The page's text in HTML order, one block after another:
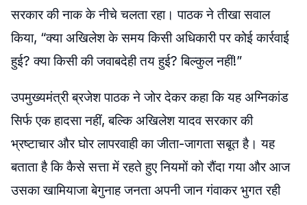
सरकार की नाक के नीचे चलता रहा। पाठक ने तीखा सवाल
किया, “क्या अखिलेश के समय किसी अधिकारी पर कोई कार्रवाई
हुई? क्या किसी की जवाबदेही तय हुई? बिल्कुल नहीं!”
उपमुख्यमंत्री ब्रजेश पाठक ने जोर देकर कहा कि यह अग्निकांड
सिर्फ एक हादसा नहीं, बल्कि अखिलेश यादव सरकार की
भ्रष्टाचार और घोर लापरवाही का जीता-जागता सबूत है। यह
बताता है कि कैसे सत्ता में रहते हुए नियमों को रौंदा गया और आज
उसका खामियाजा बेगुनाह जनता अपनी जान गंवाकर भुगत रही